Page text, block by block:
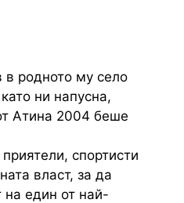
родното му село
ни напусна,
Атина 2004 беше
спортисти
власт, за да
на един от най-